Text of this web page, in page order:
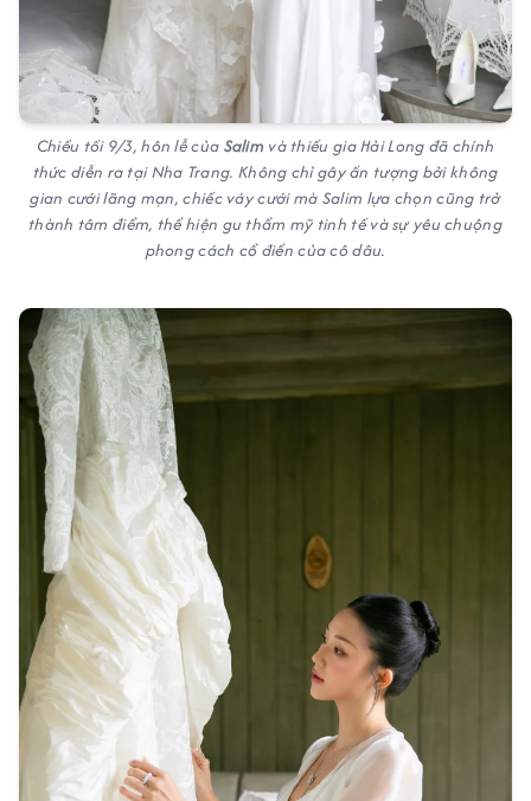
Chiều tối 9/3, hôn lễ của Salim và thiếu gia Hải Long đã chính
thức diễn ra tại Nha Trang. Không chỉ gây ấn tượng bởi không
gian cưới lãng mạn, chiếc váy cưới mà Salim lựa chọn cũng trở
thành tâm điểm, thể hiện gu thẩm mỹ tinh tế và sự yêu chuộng
phong cách cổ điển của cô dâu.